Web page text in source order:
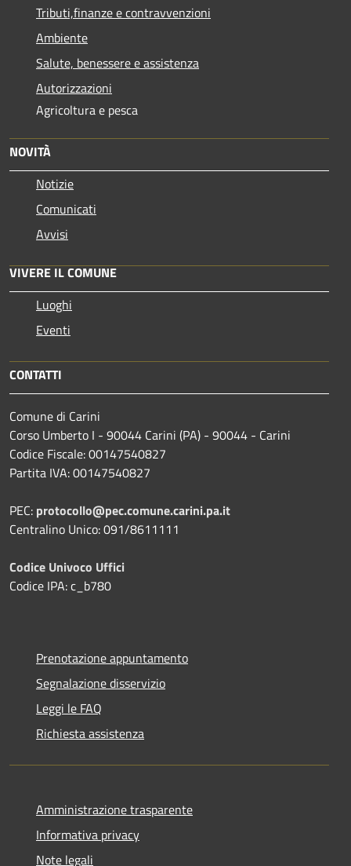
Tributi,finanze e contravvenzioni
Ambiente
Salute, benessere e assistenza
Autorizzazioni
Agricoltura e pesca
NOVITÀ
Notizie
Comunicati
Avvisi
VIVERE IL COMUNE
Luoghi
Eventi
CONTATTI
Comune di Carini
Corso Umberto I - 90044 Carini (PA) - 90044 - Carini
Codice Fiscale: 00147540827
Partita IVA: 00147540827
PEC: protocollo@pec.comune.carini.pa.it
Centralino Unico: 091/8611111
Codice Univoco Uffici
Codice IPA: c_b780
Prenotazione appuntamento
Segnalazione disservizio
Leggi le FAQ
Richiesta assistenza
Amministrazione trasparente
Informativa privacy
Note legali